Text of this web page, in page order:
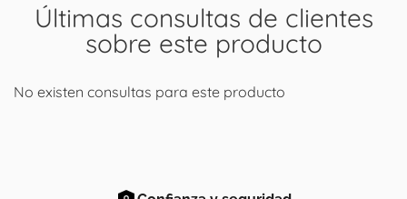
Últimas consultas de clientes
sobre este producto
No existen consultas para este producto